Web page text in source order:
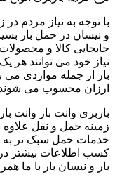
با توجه به نیاز مردم
و نیسان در حمل بار
جابجایی کالا و
نیاز خود می توانند هر
بار از جمله مواردی می
ارزان محسوب می
باربری وانت بار وانت
زمینه حمل و نقل علاوه
خدمات حمل سبک تر به
کسب اطلاعات بیشتر در
بار و نیسان بار با ما